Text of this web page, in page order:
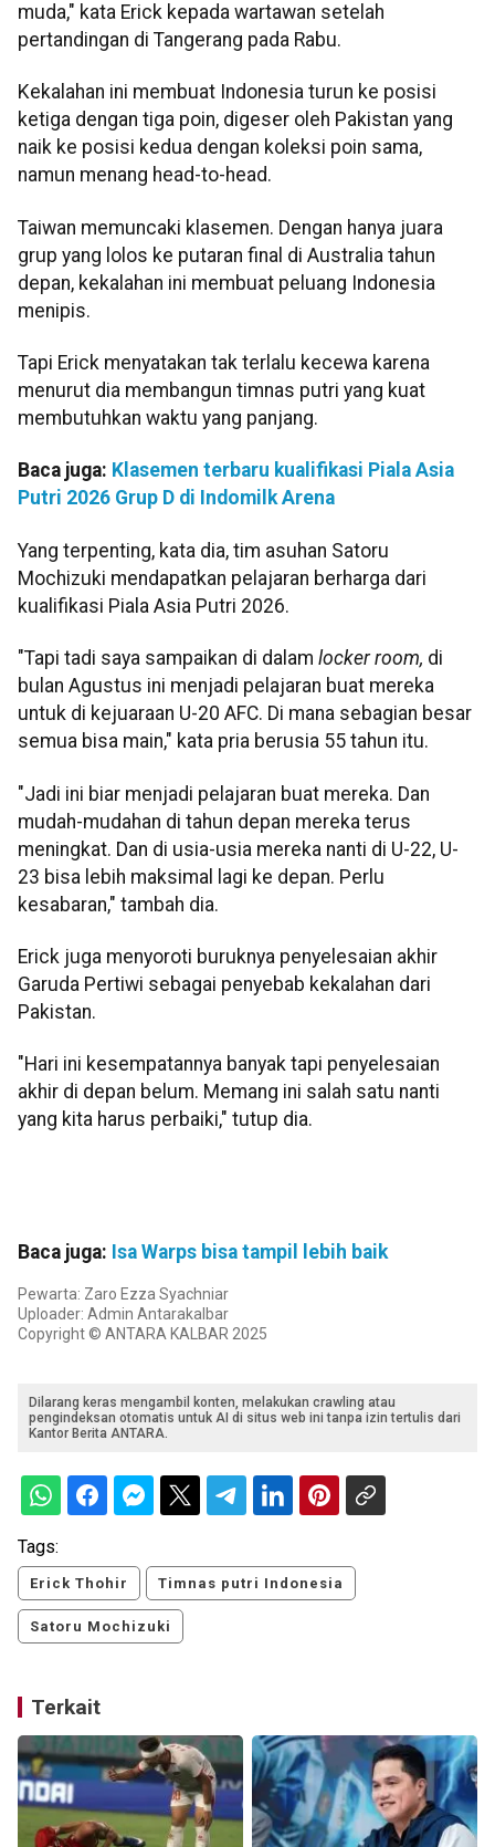
muda," kata Erick kepada wartawan setelah
pertandingan di Tangerang pada Rabu.
Kekalahan ini membuat Indonesia turun ke posisi
ketiga dengan tiga poin, digeser oleh Pakistan yang
naik ke posisi kedua dengan koleksi poin sama,
namun menang head-to-head.
Taiwan memuncaki klasemen. Dengan hanya juara
grup yang lolos ke putaran final di Australia tahun
depan, kekalahan ini membuat peluang Indonesia
menipis.
Tapi Erick menyatakan tak terlalu kecewa karena
menurut dia membangun timnas putri yang kuat
membutuhkan waktu yang panjang.
Baca juga: Klasemen terbaru kualifikasi Piala Asia
Putri 2026 Grup D di Indomilk Arena
Yang terpenting, kata dia, tim asuhan Satoru
Mochizuki mendapatkan pelajaran berharga dari
kualifikasi Piala Asia Putri 2026.
"Tapi tadi saya sampaikan di dalam locker room, di
bulan Agustus ini menjadi pelajaran buat mereka
untuk di kejuaraan U-20 AFC. Di mana sebagian besar
semua bisa main," kata pria berusia 55 tahun itu.
"Jadi ini biar menjadi pelajaran buat mereka. Dan
mudah-mudahan di tahun depan mereka terus
meningkat. Dan di usia-usia mereka nanti di U-22, U-
23 bisa lebih maksimal lagi ke depan. Perlu
kesabaran," tambah dia.
Erick juga menyoroti buruknya penyelesaian akhir
Garuda Pertiwi sebagai penyebab kekalahan dari
Pakistan.
"Hari ini kesempatannya banyak tapi penyelesaian
akhir di depan belum. Memang ini salah satu nanti
yang kita harus perbaiki," tutup dia.
Baca juga: Isa Warps bisa tampil lebih baik
Pewarta: Zaro Ezza Syachniar
Uploader: Admin Antarakalbar
Copyright © ANTARA KALBAR 2025
Dilarang keras mengambil konten, melakukan crawling atau
pengindeksan otomatis untuk AI di situs web ini tanpa izin tertulis dari
Kantor Berita ANTARA.
Tags:
Erick Thohir Timnas putri Indonesia
Satoru Mochizuki
Terkait